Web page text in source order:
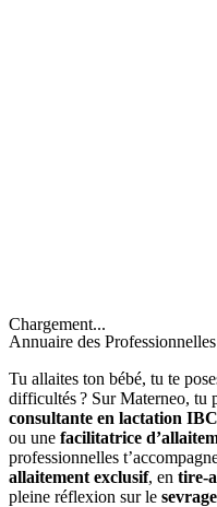
Chargement...
Annuaire des
Tu allaites ton bébé, tu te
difficultés ? Sur Materneo, tu
consultante en lactation
ou une facilitatrice
professionnelles
allaitement exclusif, en tire-
pleine réflexion sur le sevrage